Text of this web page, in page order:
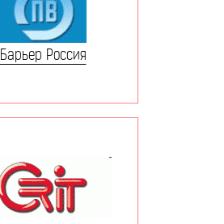
Барьер Россия